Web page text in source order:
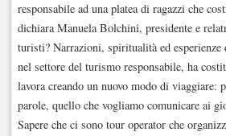
responsabile ad una platea di ragazzi che
dichiara Manuela Bolchini, presidente e
turisti? Narrazioni, spiritualità ed
nel settore del turismo responsabile, ha
lavora creando un nuovo modo di
parole, quello che vogliamo comunicare ai
Sapere che ci sono tour operator che